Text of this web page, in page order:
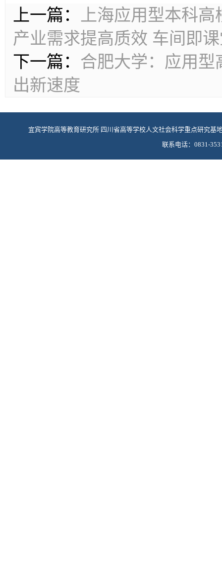
上一篇：
上海应用型本科
产业需求提高质效 车间即
下一篇： 合肥大学：应用型
出新速度
宜宾学院高等教育研究所 四川省高等学校人文社会科学重点研
联系电话：0831-